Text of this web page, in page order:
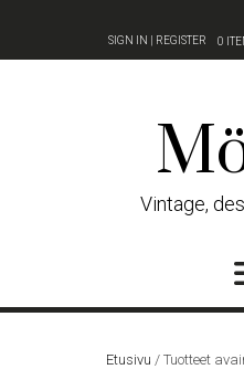
content
SIGN IN | REGISTER 0
Vintage,
Etusivu / Tuotteet